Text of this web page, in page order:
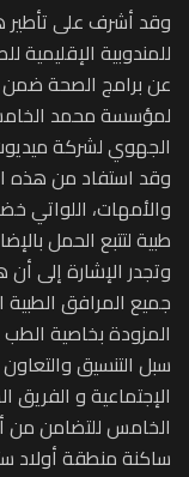
وقد أشرف على
للمندوبية
عن برامج الصحة ضمن
لمؤسسة محمد
الجهوي لشركة
وقد استفاد من هذه
والأمهات، اللواتي
طبية لتتبع الحمل
وتجدر الإشارة إلى
جميع المرافق الطبية
سبل التنسيق
الإجتماعية و
الخامس للتضامن من
ساكنة منطقة أولاد